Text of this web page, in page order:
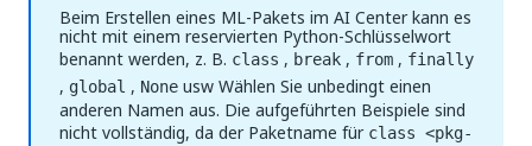
Beim Erstellen eines ML-Pakets im AI Center kann es
nicht mit einem reservierten Python-Schlüsselwort
benannt werden, z. B. class , break , from , finally
, global , None usw Wählen Sie unbedingt einen
anderen Namen aus. Die aufgeführten Beispiele sind
nicht vollständig, da der Paketname für class <pkg-